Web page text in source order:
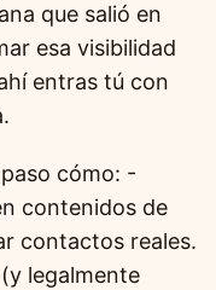
que salió en
esa visibilidad
entras tú con
cómo: -
contenidos de
contactos reales.
legalmente